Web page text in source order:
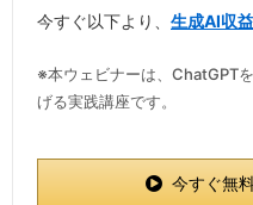
今すぐ以下より、 生成AI収
※本ウェビナーは、ChatGPT
げる実践講座です。
今すぐ無